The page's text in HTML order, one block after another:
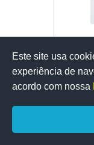
Este site usa
experiência de
acordo com nossa